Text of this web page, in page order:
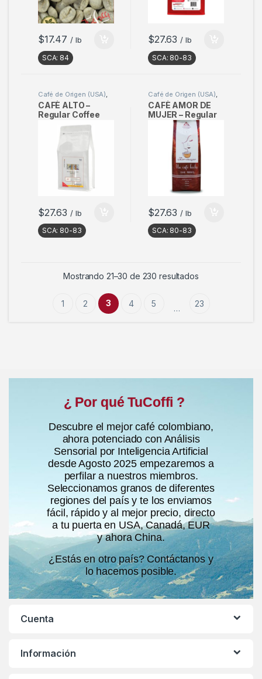
$17.47 / lb
SCA: 84
$27.63 / lb
SCA: 80-83
Café de Origen (USA)
Café Tostado
CAFÈ ALTO –
Regular Coffee
500g (17oz) –
(Pack of 3)
$27.63 / lb
SCA: 80-83
Café de Origen (USA)
Café Tostado
CAFÈ AMOR DE
MUJER – Regular
Coffee 500g
(17oz) – (Pack of 3)
$27.63 / lb
SCA: 80-83
Mostrando 21–30 de 230 resultados
1 2 3 4 5 … 23
¿ Por qué TuCoffi ?
Descubre el mejor café colombiano,
ahora potenciado con Análisis
Sensorial por Inteligencia Artificial
desde Agosto 2025 empezaremos a
perfilar a nuestros miembros.
Seleccionamos granos de diferentes
regiones del país y te los enviamos
fácil, rápido y al mejor precio, directo
a tu puerta en USA, Canadá, EUR
y ahora China.
¿Estás en otro país? Contáctanos y
lo hacemos posible.
Cuenta
Información